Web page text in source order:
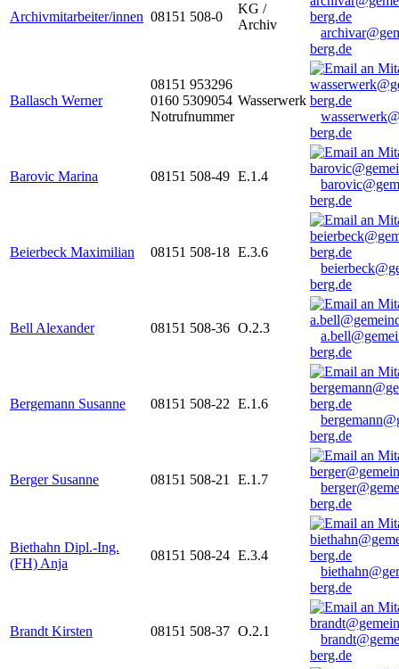
Archivmitarbeiter/innen 08151 508-0
KG /
Archiv
berg.de
Ballasch Werner
08151 953296
0160 5309054
Notrufnummer
Wasserwerk
berg.de
Barovic Marina 08151 508-49 E.1.4
berg.de
Beierbeck Maximilian 08151 508-18 E.3.6
berg.de
Bell Alexander 08151 508-36 O.2.3
berg.de
Bergemann Susanne 08151 508-22 E.1.6
berg.de
Berger Susanne 08151 508-21 E.1.7
berg.de
Biethahn Dipl.-Ing.
(FH) Anja
08151 508-24 E.3.4
berg.de
Brandt Kirsten 08151 508-37 O.2.1
berg.de